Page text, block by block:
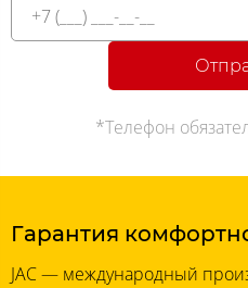
*Телефон
Гарантия
JAC — международный